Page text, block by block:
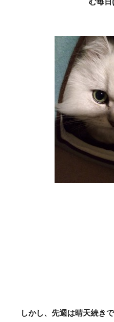
む毎日
しかし、先週は晴天続き